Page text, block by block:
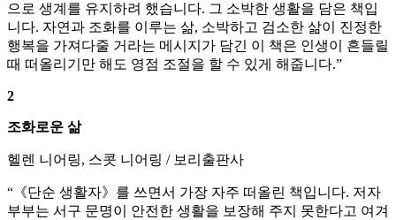
으로 생계를 유지하려 했습니다. 그 소박한 생활을 담은 책입
니다. 자연과 조화를 이루는 삶, 소박하고 검소한 삶이 진정한
행복을 가져다줄 거라는 메시지가 담긴 이 책은 인생이 흔들릴
때 떠올리기만 해도 영점 조절을 할 수 있게 해줍니다.”
2
조화로운 삶
헬렌 니어링, 스콧 니어링 / 보리출판사
“《단순 생활자》를 쓰면서 가장 자주 떠올린 책입니다. 저자
부부는 서구 문명이 안전한 생활을 보장해 주지 못한다고 여겨